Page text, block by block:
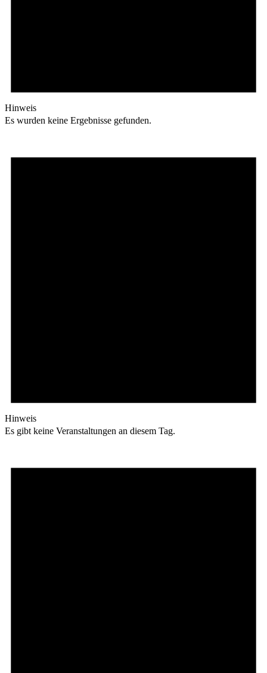
Hinweis
Es wurden keine Ergebnisse gefunden.
Hinweis
Es gibt keine Veranstaltungen an diesem Tag.